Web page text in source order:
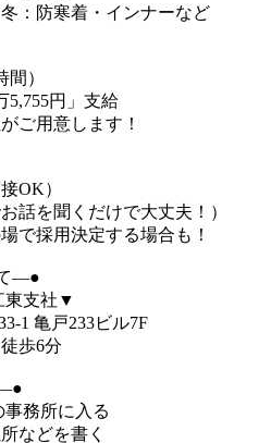
：防寒着・インナーなど
）
円」支給
ご用意します！
OK）
話を聞くだけで大丈夫！）
で採用決定する場合も！
―●
東支社▼
1 亀戸233ビル7F
歩6分
務所に入る
などを書く